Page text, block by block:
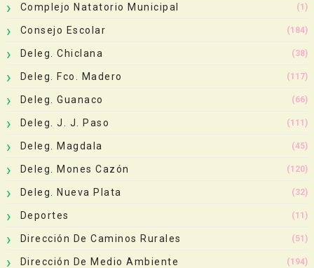
Complejo Natatorio Municipal (1)
Consejo Escolar (184)
Deleg. Chiclana (38)
Deleg. Fco. Madero (117)
Deleg. Guanaco (66)
Deleg. J. J. Paso (111)
Deleg. Magdala (45)
Deleg. Mones Cazón (120)
Deleg. Nueva Plata (32)
Deportes (11)
Dirección De Caminos Rurales (51)
Dirección De Medio Ambiente (194)